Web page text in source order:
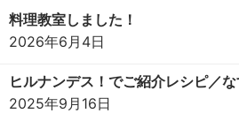
料理教室しました！
2026年6月4日
ヒルナンデス！でご紹介レシピ／
2025年9月16日